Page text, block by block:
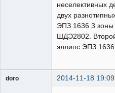
неселективных
двух
ЭПЗ 1636 3 зоны
ШДЭ2802.
эллипс ЭПЗ 1636.
doro 2014-11-18